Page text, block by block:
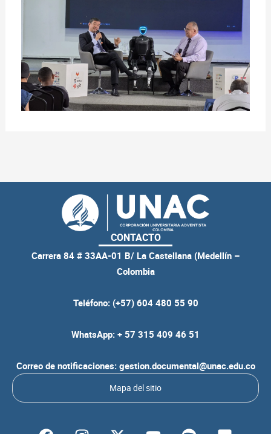
CONTACTO
Carrera 84 # 33AA-01 B/ La Castellana (Medellín –
Colombia
Teléfono: (+57) 604 480 55 90
WhatsApp: + 57 315 409 46 51
Correo de notificaciones: gestion.documental@unac.edu.co
Mapa del sitio
F I Y S F